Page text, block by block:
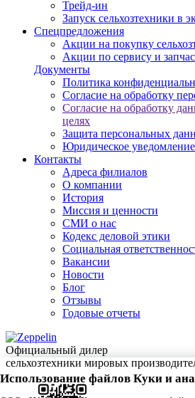
Трейд-ин
Запуск сельхозтехники в
Спецпредложения
Акции на покупку
Акции по сервису и
Документы
Политика
Согласие на обработку
Согласие на обработку
целях
Защита персональных
Юридическое уведомление
Контакты
Адреса филиалов
О компании
История
Миссия и ценности
СМИ о нас
Кодекс деловой этики
Социальная
Вакансии
Новости
Блог
Отзывы
Годовые отчеты
Официальный дилер
сельхозтехники мировых
Использование файлов Куки и